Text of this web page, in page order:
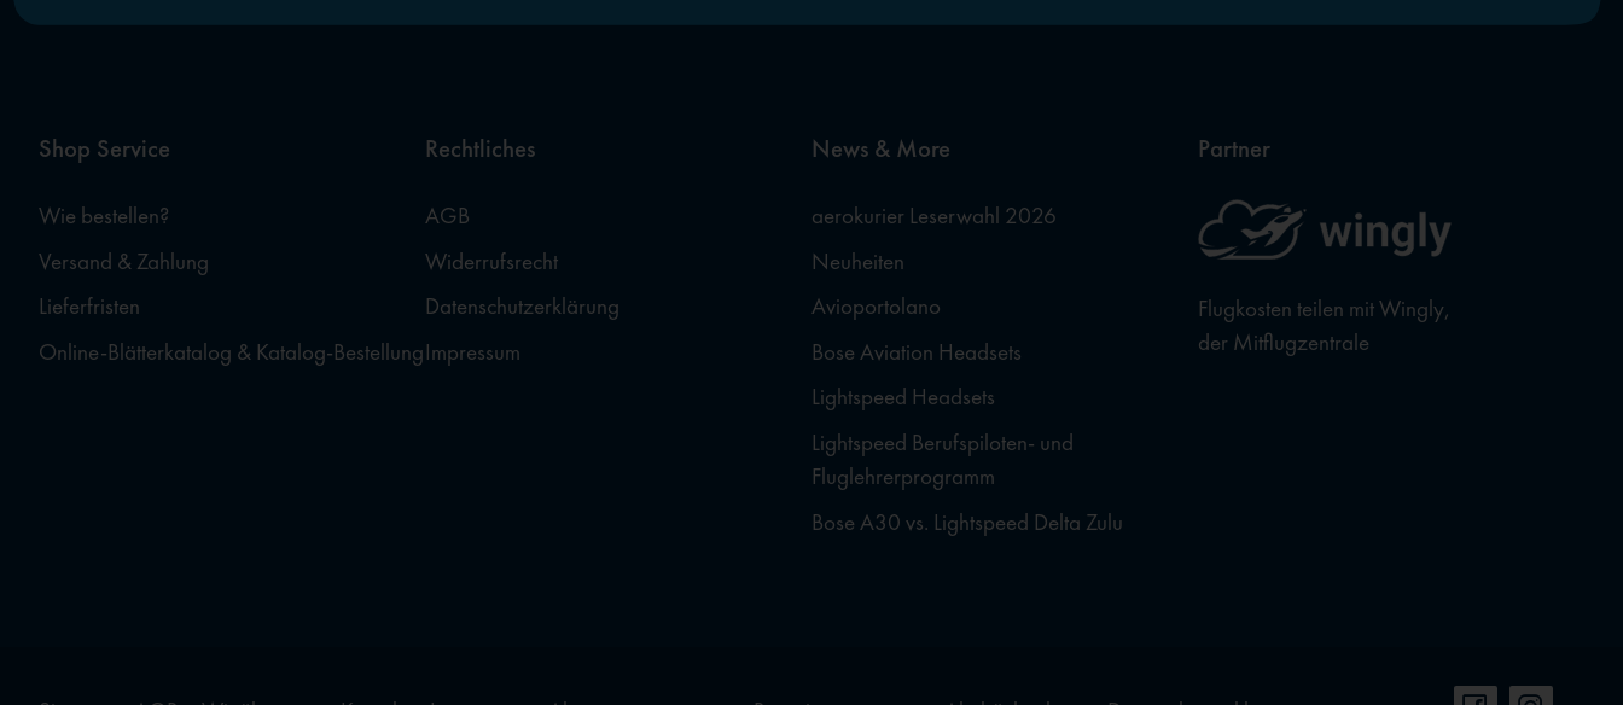
Shop Service
Wie bestellen?
Versand & Zahlung
Lieferfristen
Online-Blätterkatalog & Katalog-Bestellung
Rechtliches
AGB
Widerrufsrecht
Datenschutzerklärung
Impressum
News & More
aerokurier Leserwahl 2026
Neuheiten
Avioportolano
Bose Aviation Headsets
Lightspeed Headsets
Lightspeed Berufspiloten- und
Fluglehrerprogramm
Bose A30 vs. Lightspeed Delta Zulu
Partner
Flugkosten teilen mit Wingly,
der Mitflugzentrale